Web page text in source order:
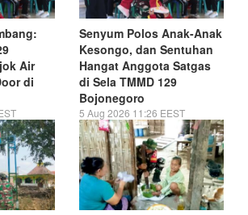
Air
di
Senyum Polos Anak-Anak
Kesongo, dan Sentuhan
Hangat Anggota Satgas
di Sela TMMD 129
Bojonegoro
5 Aug 2026 11:26 EEST